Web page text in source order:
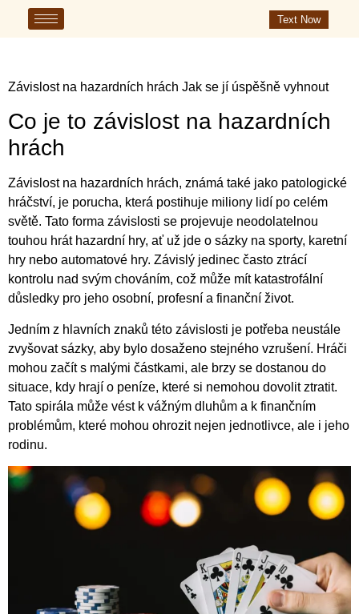
Text Now
Závislost na hazardních hrách Jak se jí úspěšně vyhnout
Co je to závislost na hazardních
hrách
Závislost na hazardních hrách, známá také jako patologické
hráčství, je porucha, která postihuje miliony lidí po celém
světě. Tato forma závislosti se projevuje neodolatelnou
touhou hrát hazardní hry, ať už jde o sázky na sporty, karetní
hry nebo automatové hry. Závislý jedinec často ztrácí
kontrolu nad svým chováním, což může mít katastrofální
důsledky pro jeho osobní, profesní a finanční život.
Jedním z hlavních znaků této závislosti je potřeba neustále
zvyšovat sázky, aby bylo dosaženo stejného vzrušení. Hráči
mohou začít s malými částkami, ale brzy se dostanou do
situace, kdy hrají o peníze, které si nemohou dovolit ztratit.
Tato spirála může vést k vážným dluhům a k finančním
problémům, které mohou ohrozit nejen jednotlivce, ale i jeho
rodinu.